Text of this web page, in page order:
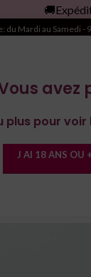
avez
plus pour
J AI 18 ANS OU +
du Mardi au Samedi -
nous